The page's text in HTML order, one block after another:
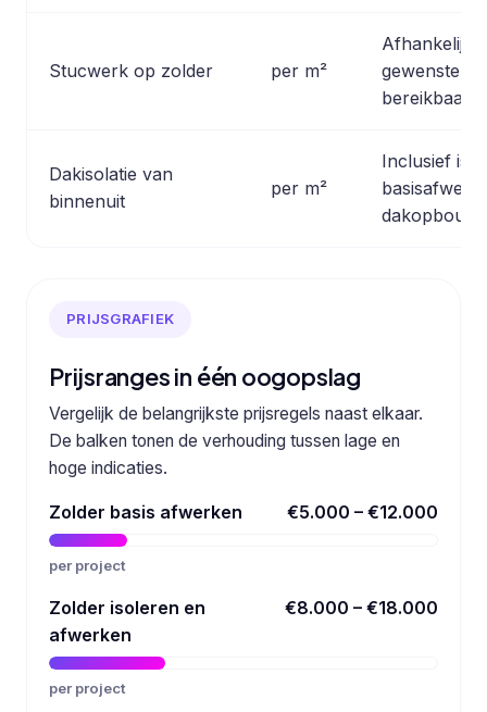
Stucwerk op zolder per m²
Afhankelijk
gewenste
Dakisolatie van
binnenuit
per m²
Inclusief
dakopbouw.
PRIJSGRAFIEK
Prijsranges in één oogopslag
Vergelijk de belangrijkste prijsregels naast elkaar.
De balken tonen de verhouding tussen lage en
hoge indicaties.
Zolder basis afwerken €5.000 – €12.000
per project
Zolder isoleren en
afwerken
€8.000 – €18.000
per project